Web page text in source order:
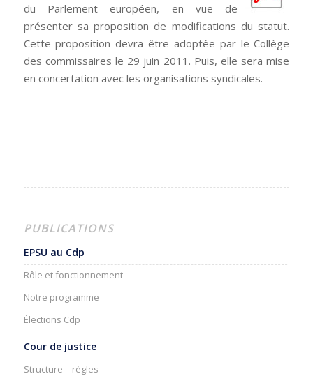
du Parlement européen, en vue de
présenter sa proposition de modifications du statut.
Cette proposition devra être adoptée par le Collège
des commissaires le 29 juin 2011. Puis, elle sera mise
en concertation avec les organisations syndicales.
PUBLICATIONS
EPSU au Cdp
Rôle et fonctionnement
Notre programme
Élections Cdp
Cour de justice
Structure – règles